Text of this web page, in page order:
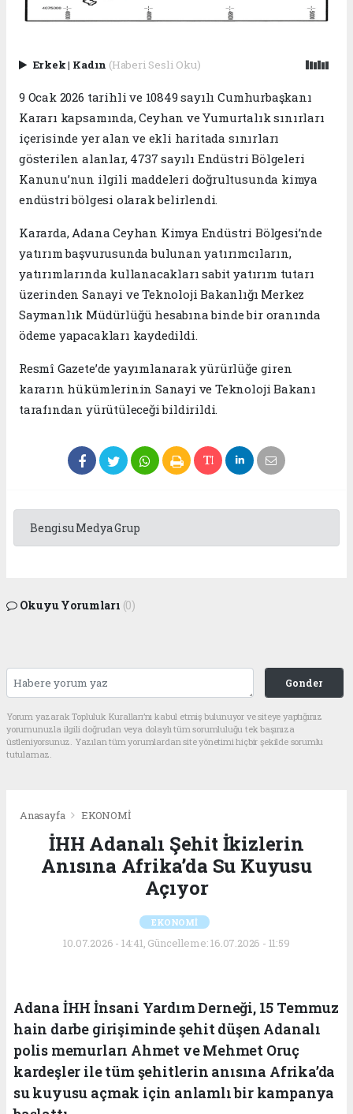
Erkek| Kadın (Haberi Sesli Oku)
9 Ocak 2026 tarihli ve 10849 sayılı Cumhurbaşkanı
Kararı kapsamında, Ceyhan ve Yumurtalık sınırları
içerisinde yer alan ve ekli haritada sınırları
gösterilen alanlar, 4737 sayılı Endüstri Bölgeleri
Kanunu’nun ilgili maddeleri doğrultusunda kimya
endüstri bölgesi olarak belirlendi.
Kararda, Adana Ceyhan Kimya Endüstri Bölgesi’nde
yatırım başvurusunda bulunan yatırımcıların,
yatırımlarında kullanacakları sabit yatırım tutarı
üzerinden Sanayi ve Teknoloji Bakanlığı Merkez
Saymanlık Müdürlüğü hesabına binde bir oranında
ödeme yapacakları kaydedildi.
Resmî Gazete’de yayımlanarak yürürlüğe giren
kararın hükümlerinin Sanayi ve Teknoloji Bakanı
tarafından yürütüleceği bildirildi.
Bengisu Medya Grup
Okuyu Yorumları (0)
Gonder
Yorum yazarak Topluluk Kuralları’nı kabul etmiş bulunuyor ve siteye yaptığınız
yorumunuzla ilgili doğrudan veya dolaylı tüm sorumluluğu tek başınıza
üstleniyorsunuz. Yazılan tüm yorumlardan site yönetimi hiçbir şekilde sorumlu
tutulamaz.
Anasayfa EKONOMİ
İHH Adanalı Şehit İkizlerin
Anısına Afrika’da Su Kuyusu
Açıyor
EKONOMİ
10.07.2026 - 14:41, Güncelleme: 16.07.2026 - 11:59
Adana İHH İnsani Yardım Derneği, 15 Temmuz
hain darbe girişiminde şehit düşen Adanalı
polis memurları Ahmet ve Mehmet Oruç
kardeşler ile tüm şehitlerin anısına Afrika’da
su kuyusu açmak için anlamlı bir kampanya